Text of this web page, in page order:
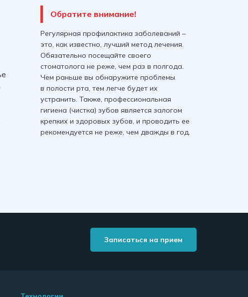
Обратите внимание!
Регулярная профилактика заболеваний –
это, как известно, лучший метод лечения.
Обязательно посещайте своего
стоматолога не реже, чем раз в полгода.
Чем раньше вы обнаружите проблемы
в полости рта, тем легче будет их
устранить. Также, профессиональная
гигиена (чистка) зубов является залогом
крепких и здоровых зубов, и проводить ее
рекомендуется не реже, чем дважды в год.
Записаться на прием